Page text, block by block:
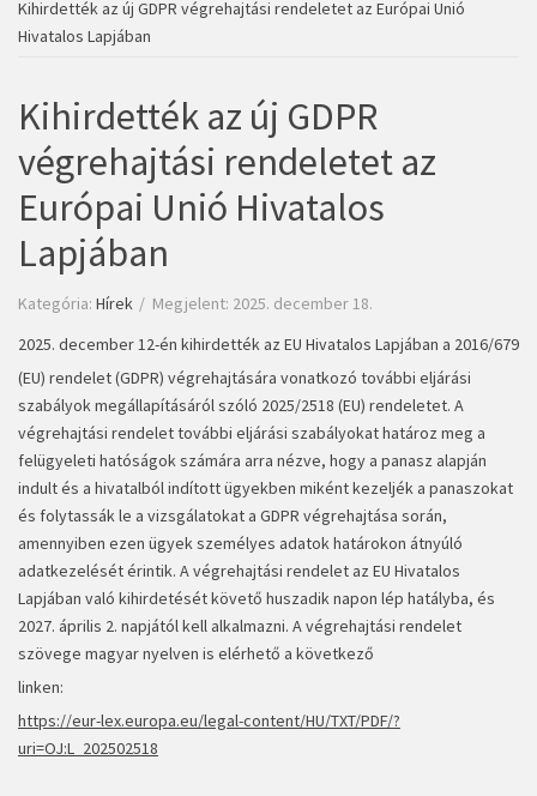
Kihirdették az új GDPR végrehajtási rendeletet az Európai Unió
Hivatalos Lapjában
Kihirdették az új GDPR
végrehajtási rendeletet az
Európai Unió Hivatalos
Lapjában
Kategória: Hírek
Megjelent: 2025. december 18.
2025. december 12-én kihirdették az EU Hivatalos Lapjában a 2016/679
(EU) rendelet (GDPR) végrehajtására vonatkozó további eljárási
szabályok megállapításáról szóló 2025/2518 (EU) rendeletet. A
végrehajtási rendelet további eljárási szabályokat határoz meg a
felügyeleti hatóságok számára arra nézve, hogy a panasz alapján
indult és a hivatalból indított ügyekben miként kezeljék a panaszokat
és folytassák le a vizsgálatokat a GDPR végrehajtása során,
amennyiben ezen ügyek személyes adatok határokon átnyúló
adatkezelését érintik. A végrehajtási rendelet az EU Hivatalos
Lapjában való kihirdetését követő huszadik napon lép hatályba, és
2027. április 2. napjától kell alkalmazni. A végrehajtási rendelet
szövege magyar nyelven is elérhető a következő
linken:
https://eur-lex.europa.eu/legal-content/HU/TXT/PDF/?
uri=OJ:L_202502518